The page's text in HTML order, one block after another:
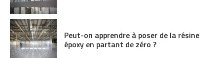
Peut-on apprendre à poser de la résine
époxy en partant de zéro ?